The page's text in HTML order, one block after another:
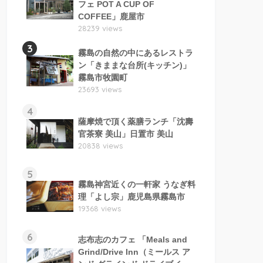
フェ POT A CUP OF
COFFEE」鹿屋市
28239 views
3
霧島の自然の中にあるレストラ
ン「きままな台所(キッチン)」
霧島市牧園町
23693 views
4
薩摩焼で頂く薬膳ランチ「沈壽
官茶寮 美山」日置市 美山
20838 views
5
霧島神宮近くの一軒家 うなぎ料
理「よし宗」鹿児島県霧島市
19368 views
6
志布志のカフェ 「Meals and
Grind/Drive Inn（ミールス ア